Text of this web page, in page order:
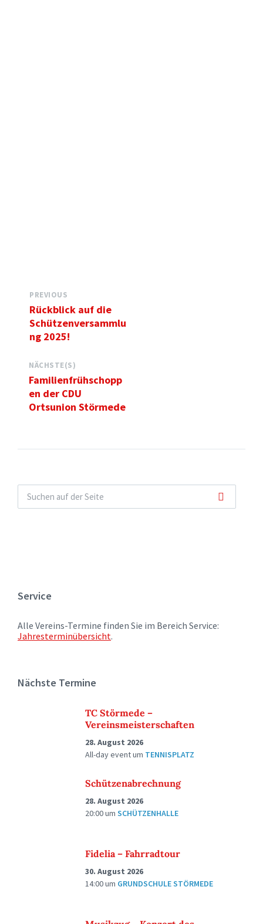
PREVIOUS
Rückblick auf die
Schützenversammlu
ng 2025!
NÄCHSTE(S)
Familienfrühschopp
en der CDU
Ortsunion Störmede
Service
Alle Vereins-Termine finden Sie im Bereich Service:
Jahresterminübersicht.
Nächste Termine
TC Störmede –
Vereinsmeisterschaften
28. August 2026
All-day eventum TENNISPLATZ
Schützenabrechnung
28. August 2026
20:00um SCHÜTZENHALLE
Fidelia – Fahrradtour
30. August 2026
14:00um GRUNDSCHULE STÖRMEDE